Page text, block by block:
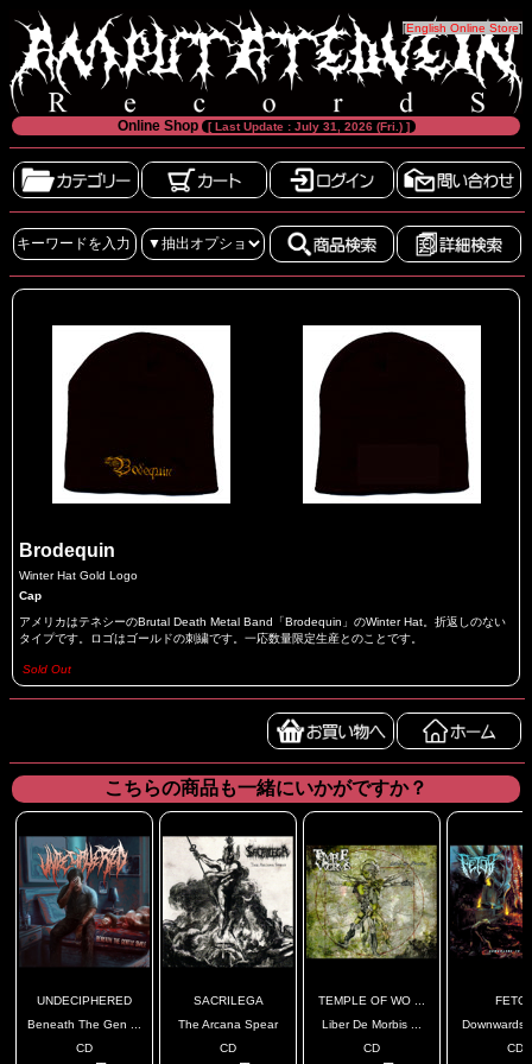
[English Online Store]
Online Shop [ Last Update : July 31, 2026 (Fri.) ]
Brodequin
Winter Hat Gold Logo
Cap
アメリカはテネシーのBrutal Death Metal Band「Brodequin」のWinter Hat。折返しのない
タイプです。ロゴはゴールドの刺繍です。一応数量限定生産とのことです。
Sold Out
こちらの商品も一緒にいかがですか？
UNDECIPHERED
Beneath The Gen ...
CD
SACRILEGA
The Arcana Spear
CD
TEMPLE OF WO ...
Liber De Morbis ...
CD
Downwards
CD